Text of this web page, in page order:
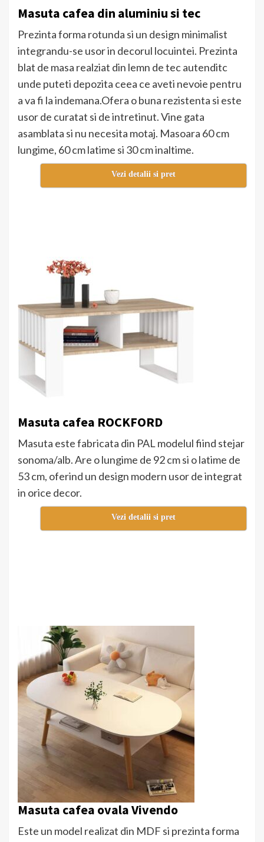
Masuta cafea din aluminiu si tec
Prezinta forma rotunda si un design minimalist
integrandu-se usor in decorul locuintei. Prezinta
blat de masa realziat din lemn de tec autenditc
unde puteti depozita ceea ce aveti nevoie pentru
a va fi la indemana.Ofera o buna rezistenta si este
usor de curatat si de intretinut. Vine gata
asamblata si nu necesita motaj. Masoara 60 cm
lungime, 60 cm latime si 30 cm inaltime.
Vezi detalii si pret
Masuta cafea ROCKFORD
Masuta este fabricata din PAL modelul fiind stejar
sonoma/alb. Are o lungime de 92 cm si o latime de
53 cm, oferind un design modern usor de integrat
in orice decor.
Vezi detalii si pret
Masuta cafea ovala Vivendo
Este un model realizat din MDF si prezinta forma